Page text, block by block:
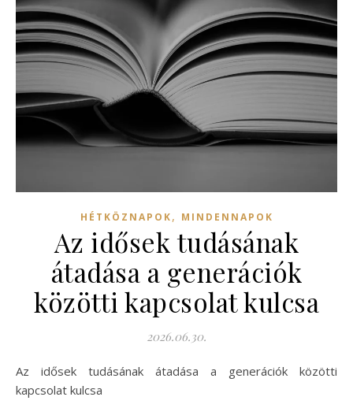
HÉTKÖZNAPOK, MINDENNAPOK
Az idősek tudásának
átadása a generációk
közötti kapcsolat kulcsa
2026.06.30.
Az idősek tudásának átadása a generációk közötti
kapcsolat kulcsa